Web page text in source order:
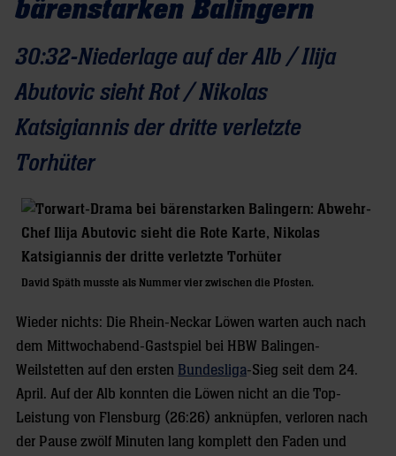
bärenstarken Balingern
30:32-Niederlage auf der Alb / Ilija
Abutovic sieht Rot / Nikolas
Katsigiannis der dritte verletzte
Torhüter
David Späth musste als Nummer vier zwischen die Pfosten.
Wieder nichts: Die Rhein-Neckar Löwen warten auch nach
dem Mittwochabend-Gastspiel bei HBW Balingen-
Weilstetten auf den ersten Bundesliga-Sieg seit dem 24.
April. Auf der Alb konnten die Löwen nicht an die Top-
Leistung von Flensburg (26:26) anknüpfen, verloren nach
der Pause zwölf Minuten lang komplett den Faden und